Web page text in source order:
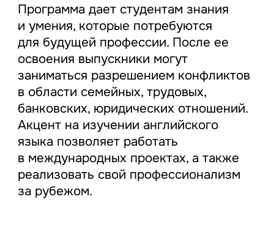
Программа дает студентам знания
и умения, которые потребуются
для будущей профессии. После ее
освоения выпускники могут
заниматься разрешением конфликтов
в области семейных, трудовых,
банковских, юридических отношений.
Акцент на изучении английского
языка позволяет работать
в международных проектах, а также
реализовать свой профессионализм
за рубежом.